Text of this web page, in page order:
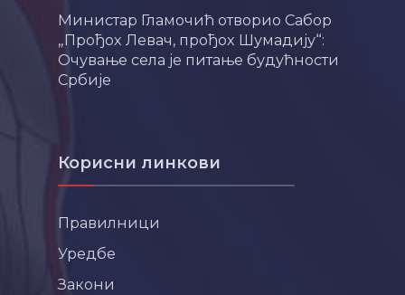
Министар Гламочић отворио Сабор
„Прођох Левач, прођох Шумадију“:
Очување села је питање будућности
Србије
Корисни линкови
Правилници
Уредбе
Закони